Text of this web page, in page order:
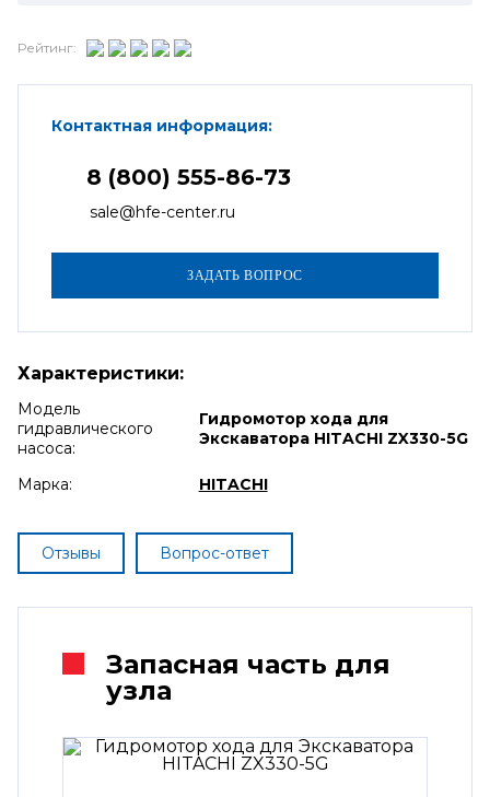
Рейтинг:
Контактная информация:
8 (800) 555-86-73
sale@hfe-center.ru
Характеристики:
Модель
гидравлического
насоса:
Гидромотор хода для
Экскаватора HITACHI ZX330-5G
Марка: HITACHI
Отзывы Вопрос-ответ
Запасная часть для
узла